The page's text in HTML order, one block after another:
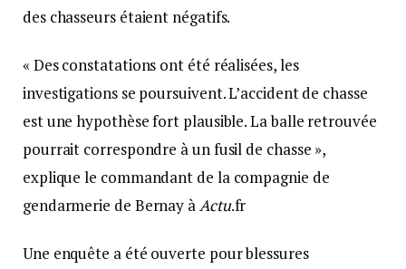
des chasseurs étaient négatifs.
« Des constatations ont été réalisées, les
investigations se poursuivent. L’accident de chasse
est une hypothèse fort plausible. La balle retrouvée
pourrait correspondre à un fusil de chasse »,
explique le commandant de la compagnie de
gendarmerie de Bernay àActu.fr
Une enquête a été ouverte pour blessures